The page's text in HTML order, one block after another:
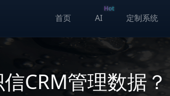
首页 AI
Hot
定制系统
CRM管理数据？